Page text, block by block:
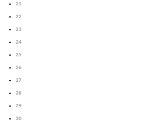
21
22
23
24
25
26
27
28
29
30